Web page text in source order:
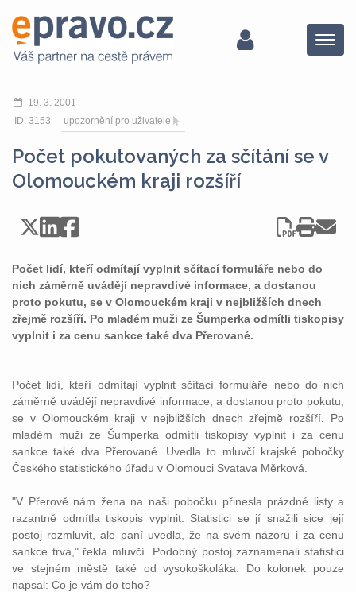
Menu
19. 3. 2001
ID: 3153
upozornění pro uživatele
Počet pokutovaných za sčítání se v
Olomouckém kraji rozšíří
Počet lidí, kteří odmítají vyplnit sčítací formuláře nebo do
nich záměrně uvádějí nepravdivé informace, a dostanou
proto pokutu, se v Olomouckém kraji v nejbližších dnech
zřejmě rozšíří. Po mladém muži ze Šumperka odmítli tiskopisy
vyplnit i za cenu sankce také dva Přerované.
Počet lidí, kteří odmítají vyplnit sčítací formuláře nebo do nich
záměrně uvádějí nepravdivé informace, a dostanou proto pokutu,
se v Olomouckém kraji v nejbližších dnech zřejmě rozšíří. Po
mladém muži ze Šumperka odmítli tiskopisy vyplnit i za cenu
sankce také dva Přerované. Uvedla to mluvčí krajské pobočky
Českého statistického úřadu v Olomouci Svatava Měrková.
"V Přerově nám žena na naši pobočku přinesla prázdné listy a
razantně odmítla tiskopis vyplnit. Statistici se jí snažili sice její
postoj rozmluvit, ale paní uvedla, že na svém názoru i za cenu
sankce trvá," řekla mluvčí. Podobný postoj zaznamenali statistici
ve stejném městě také od vysokoškoláka. Do kolonek pouze
napsal: Co je vám do toho?